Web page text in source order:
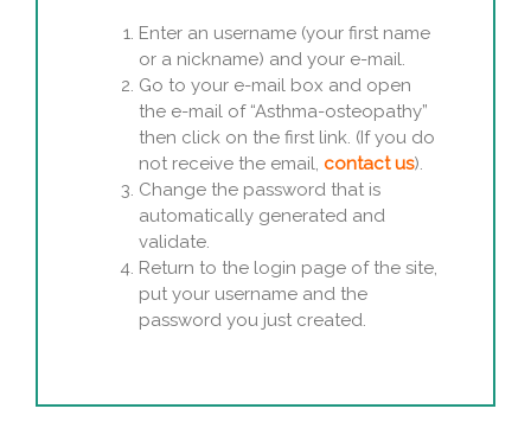
Enter an username (your first name
or a nickname) and your e-mail.
Go to your e-mail box and open
the e-mail of “Asthma-osteopathy”
then click on the first link. (If you do
not receive the email, contact us).
Change the password that is
automatically generated and
validate.
Return to the login page of the site,
put your username and the
password you just created.